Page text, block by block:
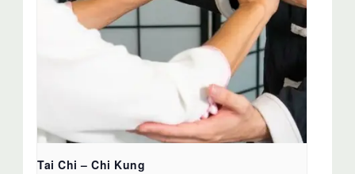
Tai Chi – Chi Kung